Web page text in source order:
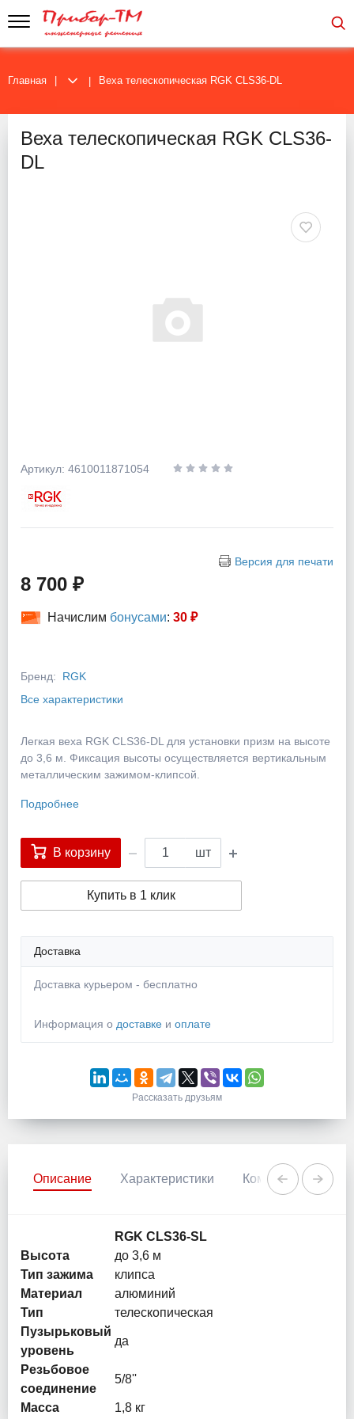
Главная Веха телескопическая RGK CLS36-DL
Веха телескопическая RGK CLS36-
DL
Артикул: 4610011871054
Версия для печати
8 700 ₽
Начислим бонусами: 30 ₽
Бренд:
RGK
Все характеристики
Легкая веха RGK CLS36-DL для установки призм на высоте
до 3,6 м. Фиксация высоты осуществляется вертикальным
металлическим зажимом-клипсой.
Подробнее
В корзину шт
Купить в 1 клик
Доставка
Доставка курьером - бесплатно
Информация о доставке и оплате
Рассказать друзьям
Описание Характеристики Комментарии
RGK CLS36-SL
Высота
до 3,6 м
Тип зажима
клипса
Материал
алюминий
Тип
телескопическая
Пузырьковый
уровень
да
Резьбовое
соединение
5/8''
Масса 1,8 кг